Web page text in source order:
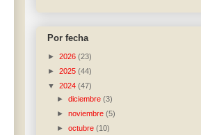
Por fecha
► 2026 (23)
► 2025 (44)
▼ 2024 (47)
►diciembre(3)
►noviembre(5)
►octubre(10)